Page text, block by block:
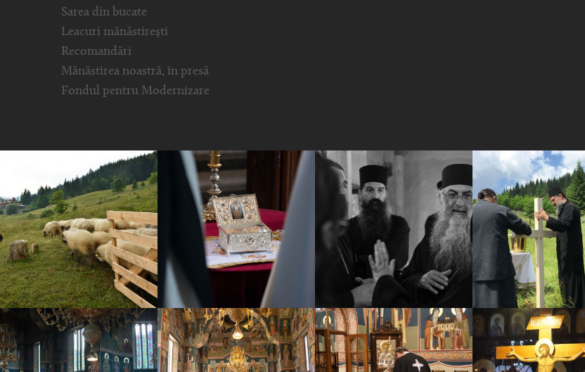
Sarea din bucate
Leacuri mănăstirești
Recomandări
Mănăstirea noastră, în presă
Fondul pentru Modernizare